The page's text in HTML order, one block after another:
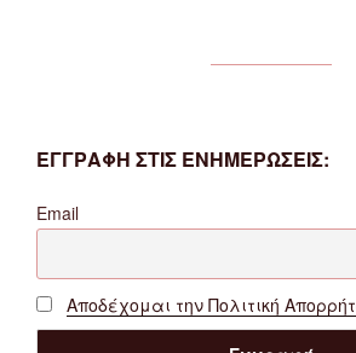
ΕΓΓΡΑΦΗ ΣΤΙΣ ΕΝΗΜΕΡΩΣΕΙΣ:
Email
Αποδέχομαι την Πολιτική